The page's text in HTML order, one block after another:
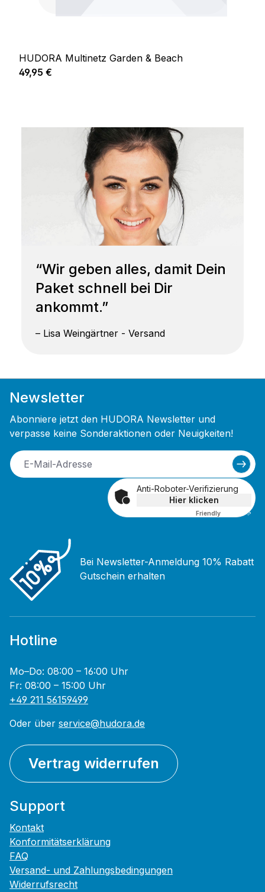
HUDORA Multinetz Garden & Beach
Regulärer Preis:
49,95 €
“Wir geben alles, damit Dein
Paket schnell bei Dir
ankommt.”
– Lisa Weingärtner - Versand
Newsletter
Abonniere jetzt den HUDORA Newsletter und
verpasse keine Sonderaktionen oder Neuigkeiten!
Anti-Roboter-Verifizierung
Hier klicken
Friendly Captcha ⇗
Bei Newsletter-Anmeldung 10% Rabatt
Gutschein erhalten
Hotline
Mo–Do: 08:00 – 16:00 Uhr
Fr: 08:00 – 15:00 Uhr
+49 211 56159499
Oder über service@hudora.de
Vertrag widerrufen
Support
Kontakt
Konformitätserklärung
FAQ
Versand- und Zahlungsbedingungen
Widerrufsrecht